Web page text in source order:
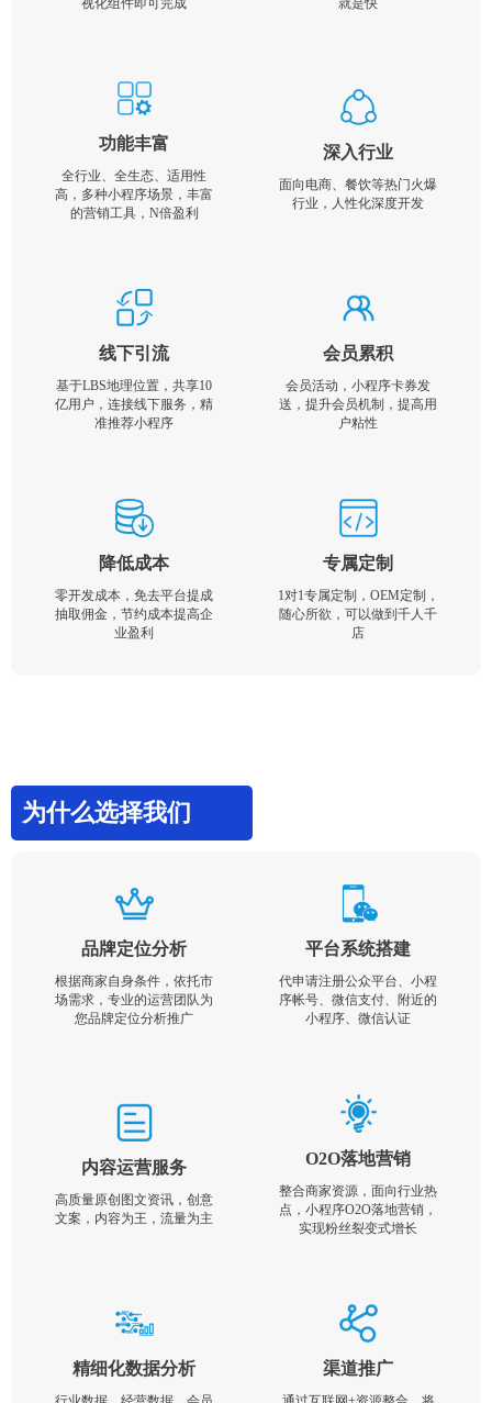
视化组件即可完成
就是快
功能丰富
全行业、全生态、适用性
高，多种小程序场景，丰富
的营销工具，N倍盈利
深入行业
面向电商、餐饮等热门火爆
行业，人性化深度开发
线下引流
基于LBS地理位置，共享10
亿用户，连接线下服务，精
准推荐小程序
会员累积
会员活动，小程序卡券发
送，提升会员机制，提高用
户粘性
降低成本
零开发成本，免去平台提成
抽取佣金，节约成本提高企
业盈利
专属定制
1对1专属定制，OEM定制，
随心所欲，可以做到千人千
店
为什么选择我们
品牌定位分析
根据商家自身条件，依托市
场需求，专业的运营团队为
您品牌定位分析推广
平台系统搭建
代申请注册公众平台、小程
序帐号、微信支付、附近的
小程序、微信认证
内容运营服务
高质量原创图文资讯，创意
文案，内容为王，流量为主
O2O落地营销
整合商家资源，面向行业热
点，小程序O2O落地营销，
实现粉丝裂变式增长
精细化数据分析 渠道推广